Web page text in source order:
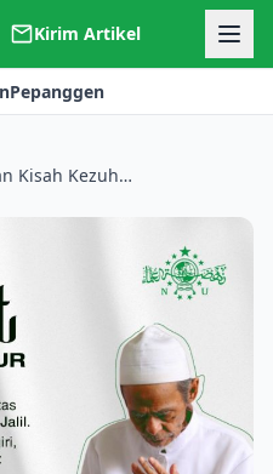
Kirim Artikel
Pepanggen
Biografi Singkat dan Kisah Kezuhudan KH A. Nawawi Abdul Jalil Sidogiri